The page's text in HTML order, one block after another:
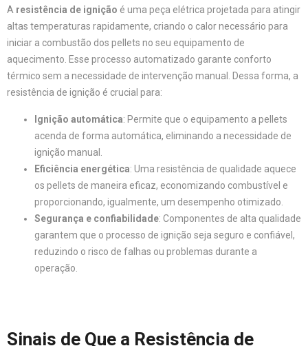
A resistência de ignição é uma peça elétrica projetada para atingir
altas temperaturas rapidamente, criando o calor necessário para
iniciar a combustão dos pellets no seu equipamento de
aquecimento. Esse processo automatizado garante conforto
térmico sem a necessidade de intervenção manual. Dessa forma, a
resistência de ignição é crucial para:
Ignição automática: Permite que o equipamento a pellets
acenda de forma automática, eliminando a necessidade de
ignição manual.
Eficiência energética: Uma resistência de qualidade aquece
os pellets de maneira eficaz, economizando combustível e
proporcionando, igualmente, um desempenho otimizado.
Segurança e confiabilidade: Componentes de alta qualidade
garantem que o processo de ignição seja seguro e confiável,
reduzindo o risco de falhas ou problemas durante a
operação.
Sinais de Que a Resistência de